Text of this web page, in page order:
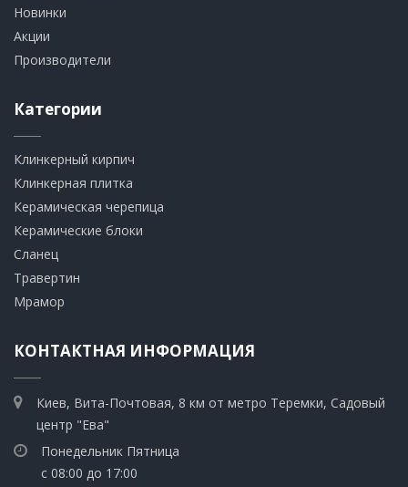
Новинки
Акции
Производители
Категории
Клинкерный кирпич​
​Клинкерная плитка
​Керамическая черепица
​Керамические блоки
​Сланец
Травертин​
​Мрамор
КОНТАКТНАЯ ИНФОРМАЦИЯ
Киев, Вита-Почтовая, 8 км от метро Теремки, Садовый
центр "Ева"
Понедельник Пятница
с 08:00 до 17:00